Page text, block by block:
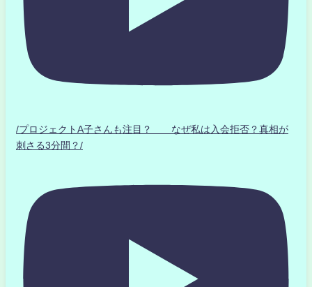
/プロジェクトA子さんも注目？ なぜ私は入会拒否？真相が
刺さる3分間？/